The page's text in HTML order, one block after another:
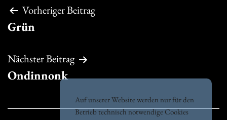
Beitragsnavigation
Vorheriger Beitrag
Grün
Nächster Beitrag
Ondinnonk
Auf unserer Website werden nur für den
Betrieb technisch notwendige Cookies